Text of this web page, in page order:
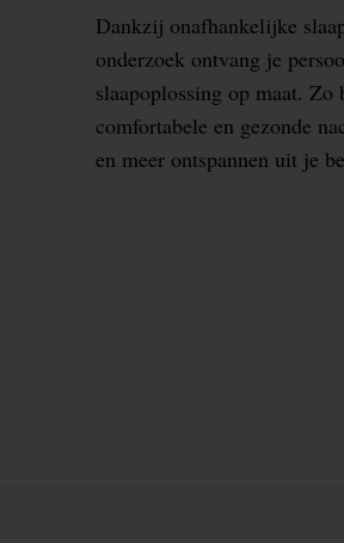
Dankzij onafhankelijke
onderzoek ontvang je
slaapoplossing op maat.
comfortabele en gezonde
en meer ontspannen uit je